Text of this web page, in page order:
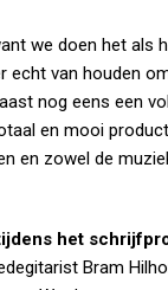
we doen het als
echt van houden
nog eens een
en mooi
en zowel de
het
Bram